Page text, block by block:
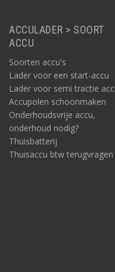
ACCULADER > SOORT
ACCU
Soorten accu's
Lader voor een start-accu
Lader voor semi tractie
Accupolen schoonmaken
Onderhoudsvrije accu,
onderhoud nodig?
Thuisbatterij
Thuisaccu btw terugvragen